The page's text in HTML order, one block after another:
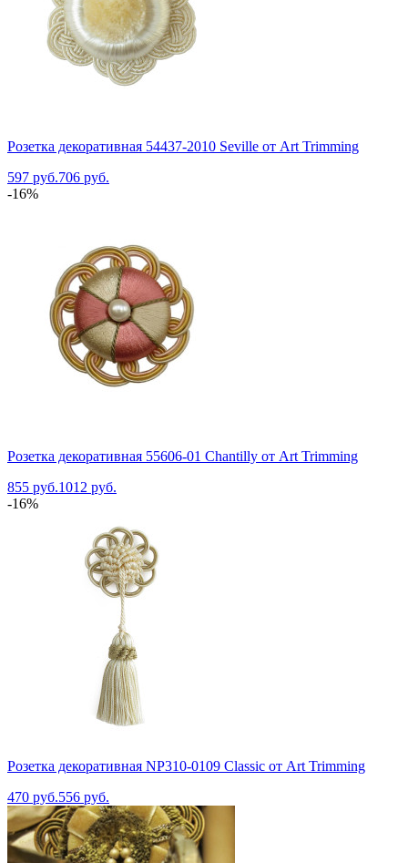
Розетка декоративная 54437-2010 Seville от Art Trimming
597 руб.706 руб.
-16%
Розетка декоративная 55606-01 Chantilly от Art Trimming
855 руб.1012 руб.
-16%
Розетка декоративная NP310-0109 Classic от Art Trimming
470 руб.556 руб.